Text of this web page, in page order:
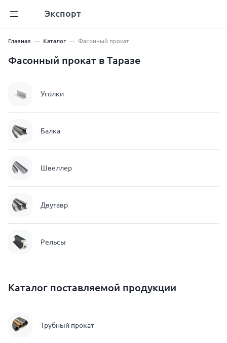
Экспорт
Главная Каталог Фасонный прокат
Фасонный прокат в Таразе
Уголки
Балка
Швеллер
Двутавр
Рельсы
Каталог поставляемой продукции
Трубный прокат